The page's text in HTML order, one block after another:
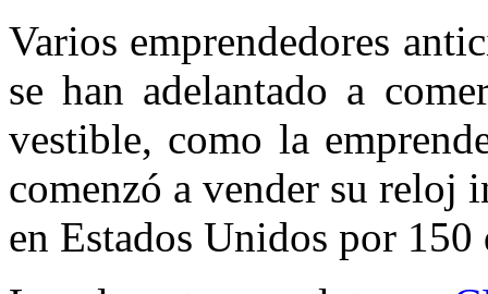
Varios emprendedores
se han adelantado a
vestible, como la
comenzó a vender su reloj
en Estados Unidos por 150